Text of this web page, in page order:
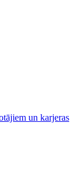
un karjeras